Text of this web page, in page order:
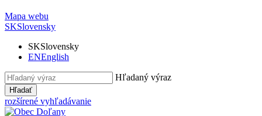
Mapa webu
SKSlovensky
SKSlovensky
ENEnglish
Hľadaný výraz
Hľadať
rozšírené vyhľadávanie